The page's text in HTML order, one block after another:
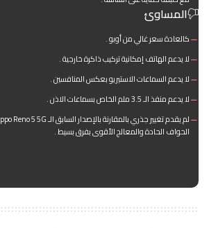
المساوئ
كالعادة سعر غالي من أوبو .
لا يدعم الهاتف إمكانية تركيب ذاكرة خارجية .
لا يدعم السماعات الاستيريو بعكس المنافسين .
لا يدعم منفذ الـ 3.5 ملم الخاص بسماعات الاذن .
الحواف الحادة والمعالج الأقوى بفرق بسيط .